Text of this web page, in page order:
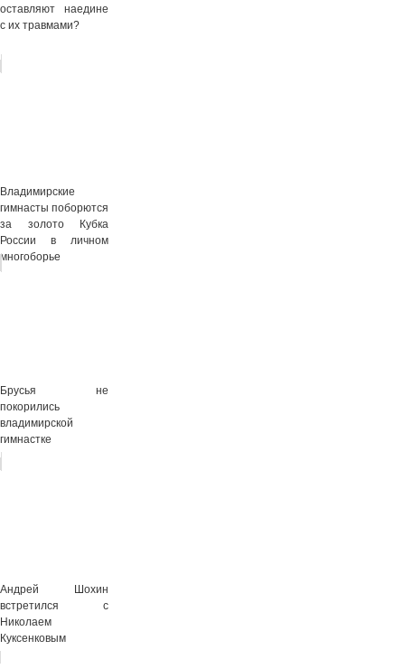
оставляют наедине
с их травмами?
Владимирские
гимнасты поборются
за золото Кубка
России в личном
многоборье
Брусья не
покорились
владимирской
гимнастке
Андрей Шохин
встретился с
Николаем
Куксенковым